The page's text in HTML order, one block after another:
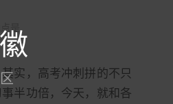
实，高考冲刺拼的不只
半功倍，今天，就和各
是